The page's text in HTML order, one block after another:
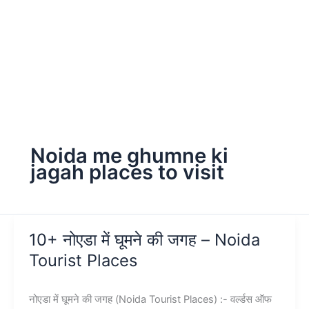
Noida me ghumne ki
jagah places to visit
10+ नोएडा में घूमने की जगह – Noida
Tourist Places
नोएडा में घूमने की जगह (Noida Tourist Places) :- वर्ल्डस ऑफ